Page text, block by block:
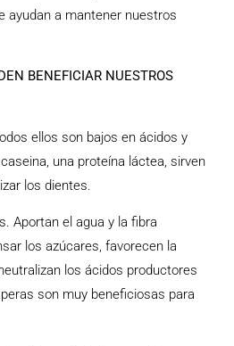
ayudan a mantener nuestros
BENEFICIAR NUESTROS
ellos son bajos en ácidos y
una proteína láctea, sirven
los dientes.
Aportan el agua y la fibra
los azúcares, favorecen la
los ácidos productores
son muy beneficiosas para